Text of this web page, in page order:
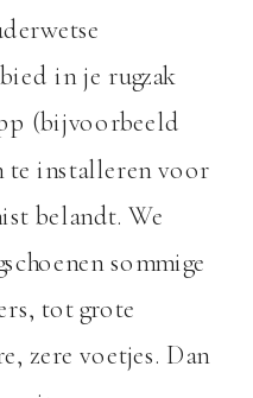
in je rugzak
(bijvoorbeeld
te installeren voor
belandt. We
sommige
tot grote
zere voetjes. Dan